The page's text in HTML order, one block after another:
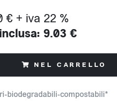
€ + iva 22 %
9.03 €
NEL CARRELLO
biodegradabili-compostabili*